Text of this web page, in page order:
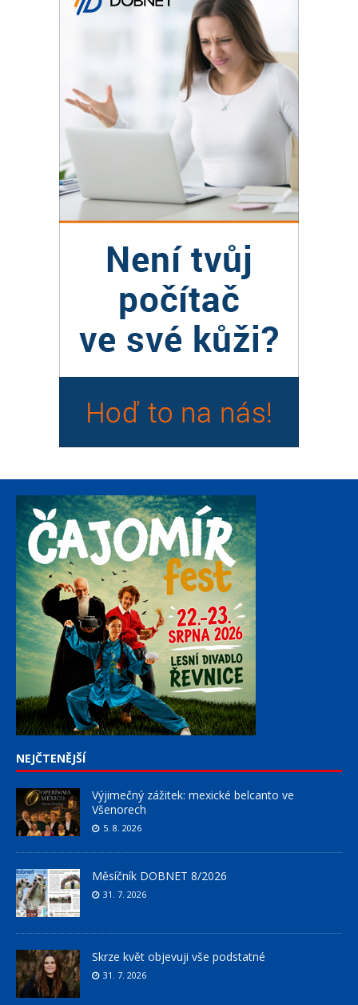
NEJČTENĚJŠÍ
Výjimečný zážitek: mexické belcanto ve
Všenorech
5. 8. 2026
Měsíčník DOBNET 8/2026
31. 7. 2026
Skrze květ objevuji vše podstatné
31. 7. 2026